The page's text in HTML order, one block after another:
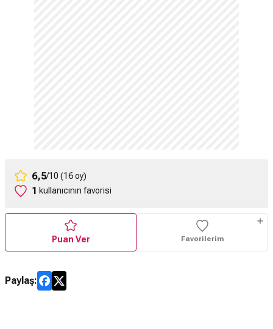
6,5/10 (16 oy)
1 kullanıcının favorisi
Puan Ver Favorilerim
Paylaş: